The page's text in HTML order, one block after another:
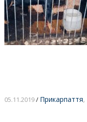
05.11.2019/ Прикарпаття,